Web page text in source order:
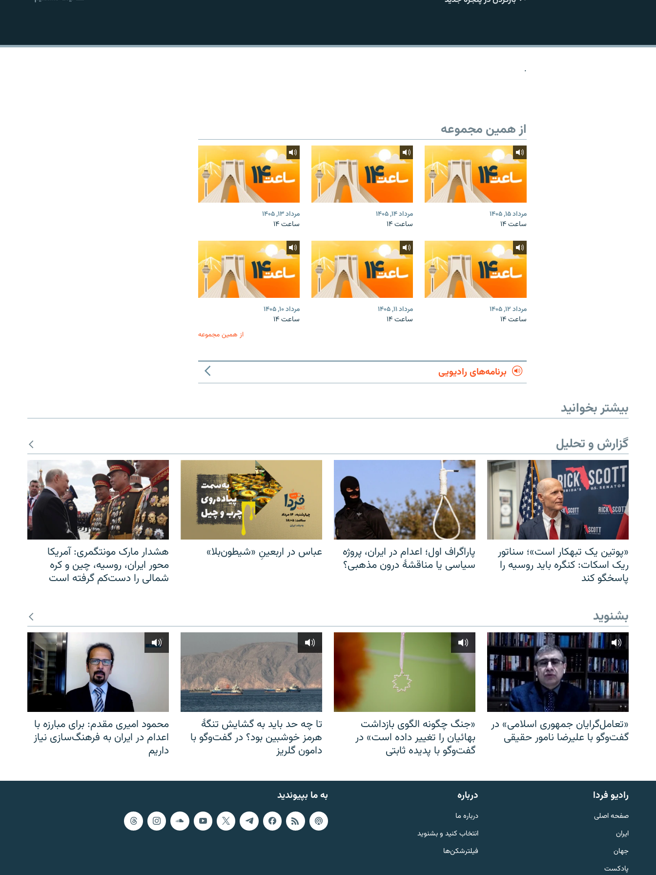
English
به ما بپیوندید
EMBED
.
از همین مجموعه
مرداد ۱۵, ۱۴۰۵
ساعت ۱۴
مرداد ۱۴, ۱۴۰۵
ساعت ۱۴
مرداد ۱۳, ۱۴۰۵
ساعت ۱۴
مرداد ۱۲, ۱۴۰۵
ساعت ۱۴
مرداد ۱۱, ۱۴۰۵
ساعت ۱۴
مرداد ۱۰, ۱۴۰۵
ساعت ۱۴
از همین مجموعه
برنامه‌های رادیویی
بیشتر بخوانید
گزارش و تحلیل
«پوتین یک تبهکار است»؛ سناتور
ریک اسکات: کنگره باید روسیه را
پاسخگو کند
پاراگراف اول؛ اعدام در ایران، پروژه
سیاسی یا مناقشهٔ درون مذهبی؟
عباس در اربعینِ «شیطون‌بلا»
هشدار مارک مونتگمری: آمریکا
محور ایران، روسیه، چین و کره
شمالی را دست‌کم گرفته است
بشنوید
«تعامل‌گرایان جمهوری اسلامی» در
گفت‌وگو با علیرضا نامور حقیقی
«جنگ چگونه الگوی بازداشت
بهائیان را تغییر داده است» در
گفت‌وگو با پدیده ثابتی
تا چه حد باید به گشایش تنگهٔ
هرمز خوشبین بود؟ در گفت‌وگو با
دامون گلریز
محمود امیری مقدم: برای مبارزه با
اعدام در ایران به فرهنگ‌سازی نیاز
داریم
به ما بپیوندید رادیو فردا
صفحه اصلی
ایران
جهان
پادکست
درباره
درباره ما
انتخاب کنید و بشنوید
فیلترشکن‌ها